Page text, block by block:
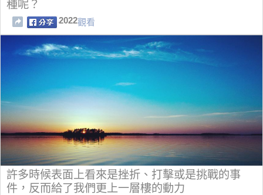
種呢？
2022觀看
許多時候表面上看來是挫折、打擊或是挑戰的事
件，反而給了我們更上一層樓的動力